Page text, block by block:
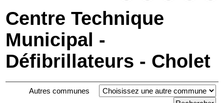
Vivre à Cholet
Centre Technique
Municipal -
Défibrillateurs - Cholet
Autres communes